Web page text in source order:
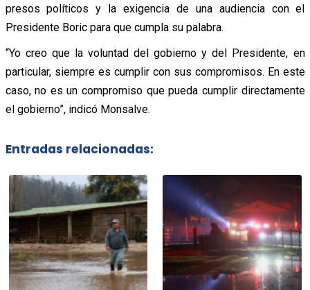
presos políticos y la exigencia de una audiencia con el
Presidente Boric para que cumpla su palabra.
“Yo creo que la voluntad del gobierno y del Presidente, en
particular, siempre es cumplir con sus compromisos. En este
caso, no es un compromiso que pueda cumplir directamente
el gobierno”, indicó Monsalve.
Entradas relacionadas: